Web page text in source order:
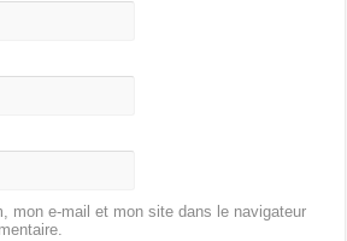
mon e-mail et mon site dans le navigateur